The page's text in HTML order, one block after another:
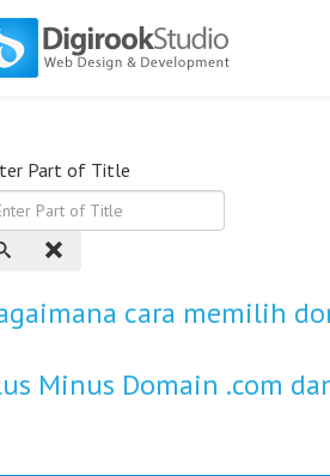
Part of Title
cara memilih
Minus Domain .com